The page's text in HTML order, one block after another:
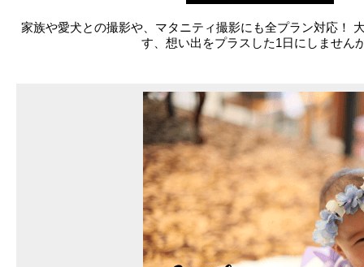
家族や愛犬との撮影や、マタニティ撮影にも全プラン対応！
す、想い出をプラスした1日にしません